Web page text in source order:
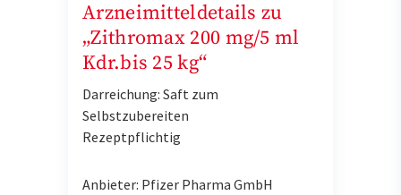
Arzneimitteldetails zu
„Zithromax 200 mg/5 ml
Kdr.bis 25 kg“
Darreichung: Saft zum
Selbstzubereiten
Rezeptpflichtig
Anbieter: Pfizer Pharma GmbH